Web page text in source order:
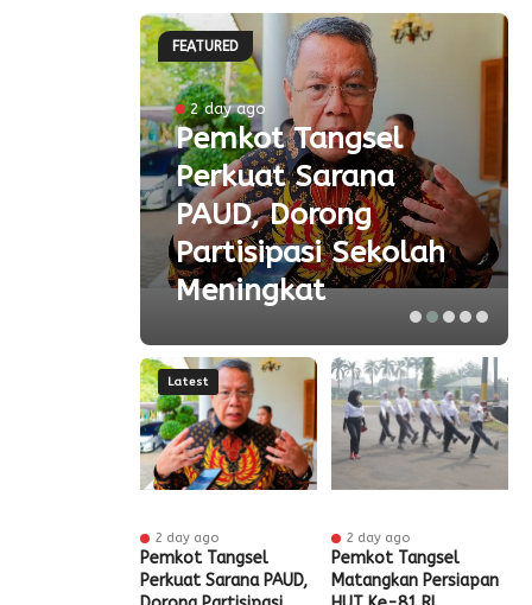
FEATURED
2 day ago
Pemkot Tangsel
Perkuat Sarana
PAUD, Dorong
Partisipasi Sekolah
Meningkat
Latest
2 day ago
Pemkot Tangsel
Perkuat Sarana PAUD,
2 day ago
Pemkot Tangsel
Matangkan Persiapan